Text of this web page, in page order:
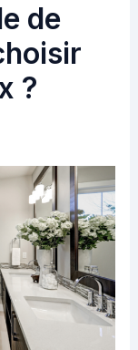
de
?